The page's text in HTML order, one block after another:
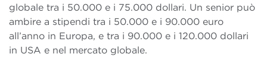
globale tra i 50.000 e i 75.000 dollari. Un senior può
ambire a stipendi tra i 50.000 e i 90.000 euro
all’anno in Europa, e tra i 90.000 e i 120.000 dollari
in USA e nel mercato globale.